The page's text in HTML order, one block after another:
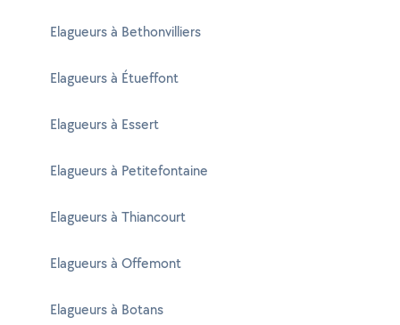
Elagueurs à Bethonvilliers
Elagueurs à Étueffont
Elagueurs à Essert
Elagueurs à Petitefontaine
Elagueurs à Thiancourt
Elagueurs à Offemont
Elagueurs à Botans